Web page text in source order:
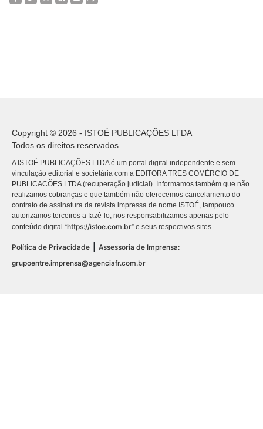
Copyright © 2026 - ISTOÉ PUBLICAÇÕES LTDA
Todos os direitos reservados.
A ISTOÉ PUBLICAÇÕES LTDA é um portal digital independente e sem
vinculação editorial e societária com a EDITORA TRES COMÉRCIO DE
PUBLICACÕES LTDA (recuperação judicial). Informamos também que não
realizamos cobranças e que também não oferecemos cancelamento do
contrato de assinatura da revista impressa de nome ISTOÉ, tampouco
autorizamos terceiros a fazê-lo, nos responsabilizamos apenas pelo
conteúdo digital “https://istoe.com.br” e seus respectivos sites.
Política de Privacidade
Assessoria de Imprensa:
grupoentre.imprensa@agenciafr.com.br